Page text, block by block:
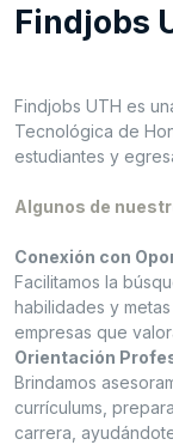
Findjobs
Findjobs UTH es
Tecnológica de
estudiantes y
Algunos de
Conexión con
Facilitamos la
habilidades y
empresas que
Orientación
Brindamos
currículums,
carrera,